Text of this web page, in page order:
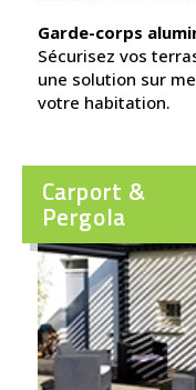
Garde-corps
Sécurisez vos
une solution sur
votre habitation.
Carport &
Pergola